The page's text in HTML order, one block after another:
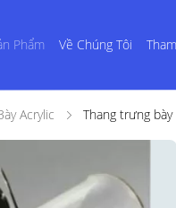
Phẩm Về Chúng Tôi
Acrylic Thang trưng